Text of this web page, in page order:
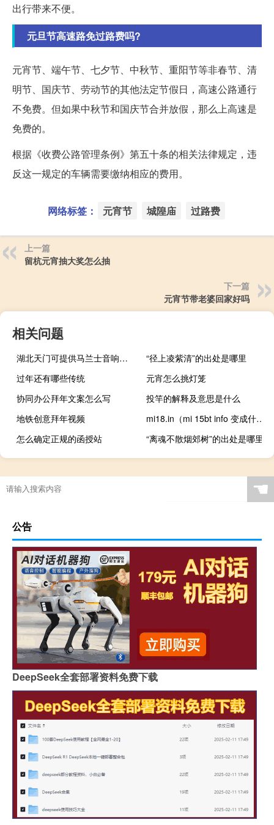
出行带来不便。
元旦节高速路免过路费吗?
元宵节、端午节、七夕节、中秋节、重阳节等非春节、清
明节、国庆节、劳动节的其他法定节假日，高速公路通行
不免费。但如果中秋节和国庆节合并放假，那么上高速是
免费的。
根据《收费公路管理条例》第五十条的相关法律规定，违
反这一规定的车辆需要缴纳相应的费用。
网络标签： 元宵节 城隍庙 过路费
上一篇
留杭元宵抽大奖怎么抽
下一篇
元宵节带老婆回家好吗
相关问题
湖北天门可提供马兰士音响维修服务地址在哪
“径上凌紫清”的出处是哪里
过年还有哪些传统
元宵怎么挑灯笼
协同办公拜年文案怎么写
投竿的解释及意思是什么
地铁创意拜年视频
mi18.in（mi 15bt info 变成什么网址了）
怎么确定正规的函授站
“离魂不散烟郊树”的出处是哪里
☚
公告
DeepSeek全套部署资料免费下载